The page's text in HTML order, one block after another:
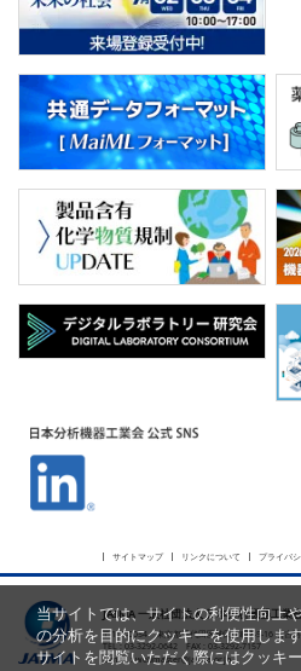
サイトマップ リンクについて プライバ
JAIMA 一般社団法人 日本分析機器工業
〒101-0054 東京都千代田区神田錦町2-5-16 名古
TEL : 03-3292-0642 FAX : 03-3292-7157
E-mail :webmaster@jaima.or.jp
当サイトでは、サイトの利便性向上
の分析を目的にクッキーを使用しま
サイトを閲覧いただく際にはクッキ